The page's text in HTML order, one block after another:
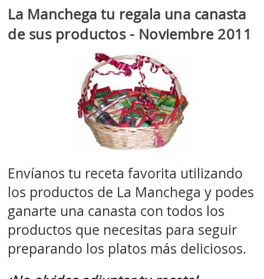
La Manchega tu regala una canasta
de sus productos - Noviembre 2011
Envíanos tu receta favorita utilizando
los productos de La Manchega y podes
ganarte una canasta con todos los
productos que necesitas para seguir
preparando los platos más deliciosos.